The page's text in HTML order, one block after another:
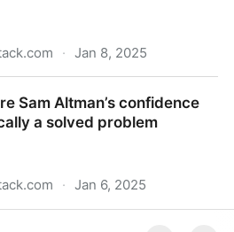
· Jan 8, 2025
Sam Altman’s confidence
a solved problem
· Jan 6, 2025